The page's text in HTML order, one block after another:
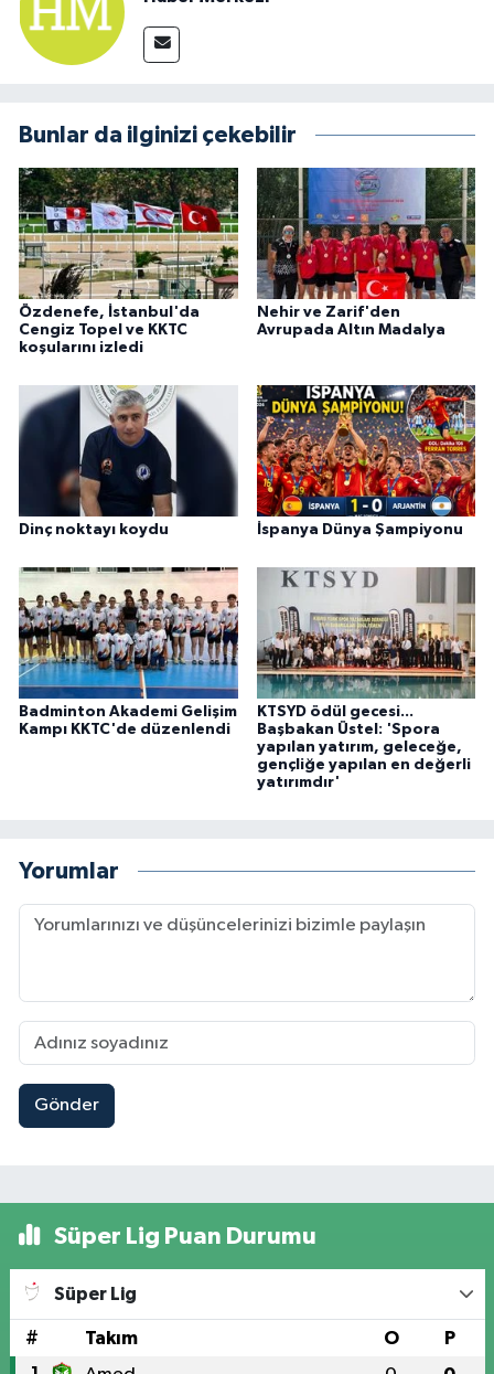
Bunlar da ilginizi çekebilir
Özdenefe, İstanbul'da
Cengiz Topel ve KKTC
koşularını izledi
Nehir ve Zarif'den
Avrupada Altın Madalya
Dinç noktayı koydu İspanya Dünya Şampiyonu
Badminton Akademi Gelişim
Kampı KKTC'de düzenlendi
KTSYD ödül gecesi...
Başbakan Üstel: 'Spora
yapılan yatırım, geleceğe,
gençliğe yapılan en değerli
yatırımdır'
Yorumlar
Gönder
Süper Lig Puan Durumu
Süper Lig
# Takım O P